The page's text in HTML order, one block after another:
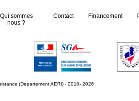
Qui sommes
nous ?
Contact Financement
(Département AERI) - 2010- 2026